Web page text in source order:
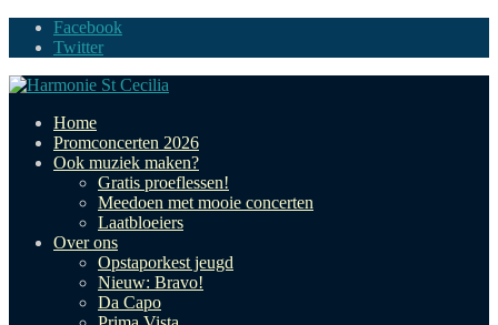
Facebook
Twitter
Home
Promconcerten 2026
Ook muziek maken?
Gratis proeflessen!
Meedoen met mooie concerten
Laatbloeiers
Over ons
Opstaporkest jeugd
Nieuw: Bravo!
Da Capo